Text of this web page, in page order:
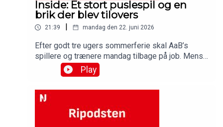
Inside: Et stort puslespil og en
brik der blev tilovers
21:39 | mandag den 22. juni 2026
Efter godt tre ugers sommerferie skal AaB’s
spillere og trænere mandag tilbage på job. Mens
de har holdt en pause fra Hornevej, har sportschef
John Møller brugt meget af sin tid på at få de
første brikker på plads i det puslespil, der skal
gøres færdigt senest i starten af september. Få
en status fra sportschefen i denne udgave af
Ripodsten, hvor du også kommer til at høre fra en
Play